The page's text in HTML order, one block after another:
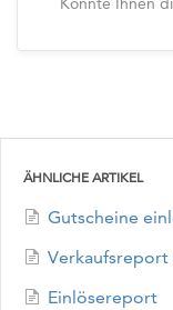
ÄHNLICHE ARTIKEL
Gutscheine
Verkaufsreport
Einlösereport